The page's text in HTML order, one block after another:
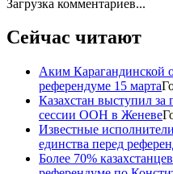
Загрузка комментариев...
Сейчас читают
Аким Карагандинской
референдуме 15 марта
Казахстан выступил за
сессии ООН в Женеве
Известные
единства перед
Более 70%